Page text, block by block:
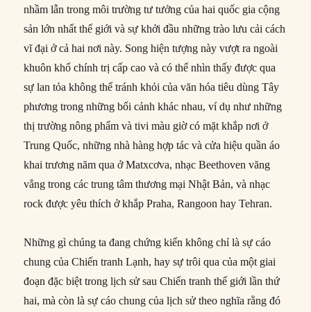
nhầm lẫn trong môi trường tư tưởng của hai quốc gia cộng
sản lớn nhất thế giới và sự khởi đầu những trào lưu cải cách
vĩ đại ở cả hai nơi này. Song hiện tượng này vượt ra ngoài
khuôn khổ chính trị cấp cao và có thể nhìn thấy được qua
sự lan tỏa không thể tránh khỏi của văn hóa tiêu dùng Tây
phương trong những bối cảnh khác nhau, ví dụ như những
thị trường nông phẩm và tivi màu giờ có mặt khắp nơi ở
Trung Quốc, những nhà hàng hợp tác và cửa hiệu quần áo
khai trương năm qua ở Matxcơva, nhạc Beethoven văng
vẳng trong các trung tâm thương mại Nhật Bản, và nhạc
rock được yêu thích ở khắp Praha, Rangoon hay Tehran.
Những gì chúng ta đang chứng kiến không chỉ là sự cáo
chung của Chiến tranh Lạnh, hay sự trôi qua của một giai
đoạn đặc biệt trong lịch sử sau Chiến tranh thế giới lần thứ
hai, mà còn là sự cáo chung của lịch sử theo nghĩa rằng đó